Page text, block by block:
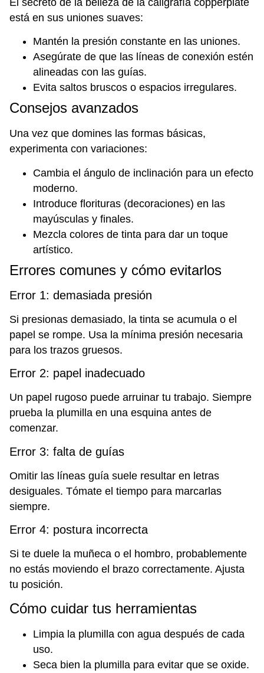
El secreto de la belleza de la caligrafía copperplate
está en sus uniones suaves:
Mantén la presión constante en las uniones.
Asegúrate de que las líneas de conexión estén
alineadas con las guías.
Evita saltos bruscos o espacios irregulares.
Consejos avanzados
Una vez que domines las formas básicas,
experimenta con variaciones:
Cambia el ángulo de inclinación para un efecto
moderno.
Introduce florituras (decoraciones) en las
mayúsculas y finales.
Mezcla colores de tinta para dar un toque
artístico.
Errores comunes y cómo evitarlos
Error 1: demasiada presión
Si presionas demasiado, la tinta se acumula o el
papel se rompe. Usa la mínima presión necesaria
para los trazos gruesos.
Error 2: papel inadecuado
Un papel rugoso puede arruinar tu trabajo. Siempre
prueba la plumilla en una esquina antes de
comenzar.
Error 3: falta de guías
Omitir las líneas guía suele resultar en letras
desiguales. Tómate el tiempo para marcarlas
siempre.
Error 4: postura incorrecta
Si te duele la muñeca o el hombro, probablemente
no estás moviendo el brazo correctamente. Ajusta
tu posición.
Cómo cuidar tus herramientas
Limpia la plumilla con agua después de cada
uso.
Seca bien la plumilla para evitar que se oxide.